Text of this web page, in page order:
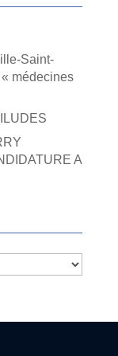
Saint-
médecines
A